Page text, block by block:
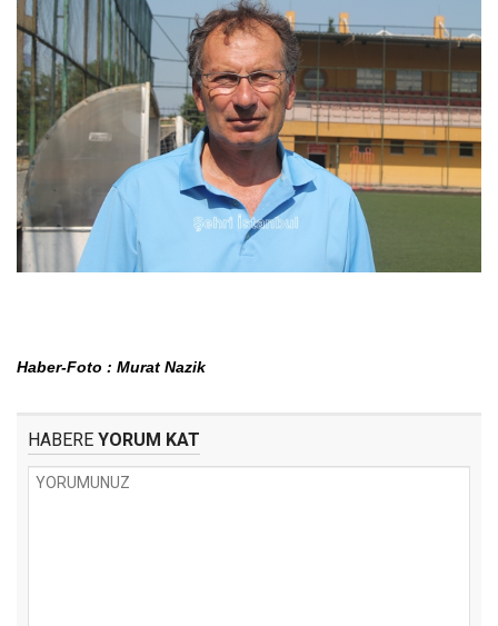
Haber-Foto : Murat Nazik
HABERE YORUM KAT